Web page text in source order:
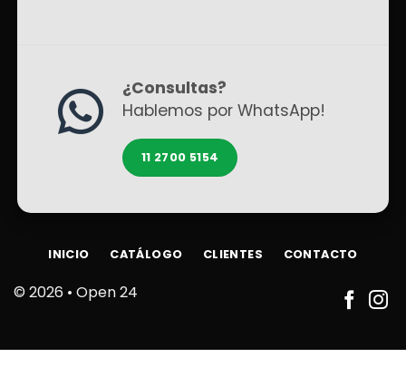
¿Consultas?
Hablemos por WhatsApp!
11 2700 5154
© 2026 • Open 24
INICIO CATÁLOGO CLIENTES CONTACTO